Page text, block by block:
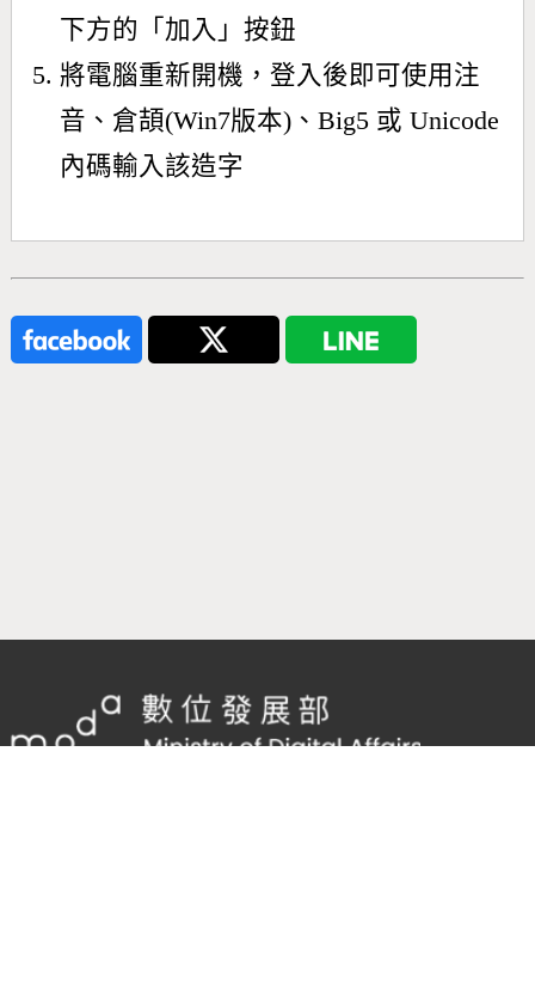
下方的「加入」按鈕
將電腦重新開機，登入後即可使用注
音、倉頡(Win7版本)、Big5 或 Unicode
內碼輸入該造字